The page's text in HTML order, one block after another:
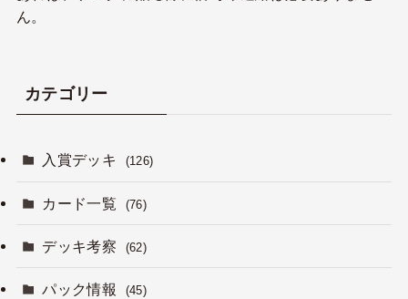
ん。
カテゴリー
入賞デッキ (126)
カード一覧 (76)
デッキ考察 (62)
パック情報 (45)